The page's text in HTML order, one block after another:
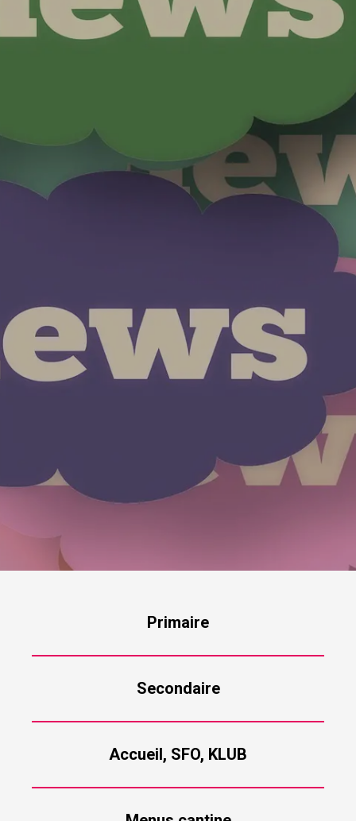
Primaire
Secondaire
Accueil, SFO, KLUB